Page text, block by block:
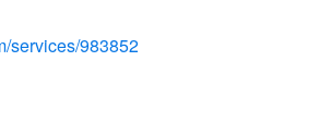
services/983852